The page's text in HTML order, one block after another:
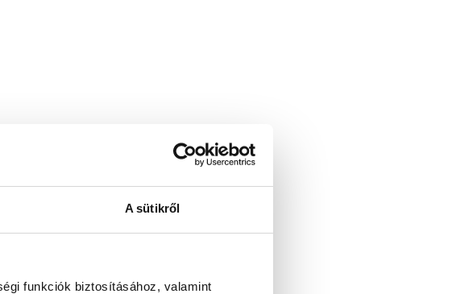
A sütikről
funkciók biztosításához, valamint